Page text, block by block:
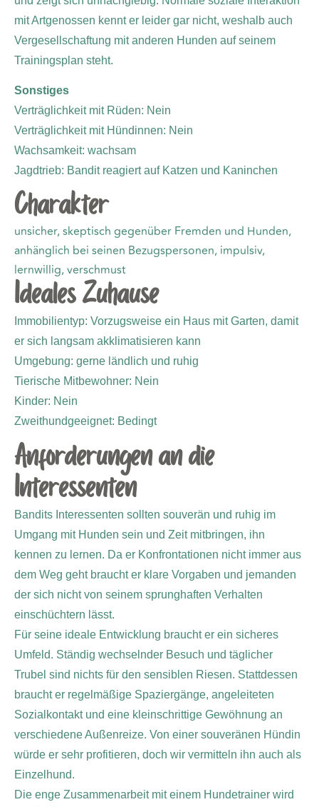
mit Artgenossen kennt er leider gar nicht, weshalb auch
Vergesellschaftung mit anderen Hunden auf seinem
Trainingsplan steht.
Sonstiges
Verträglichkeit mit Rüden: Nein
Verträglichkeit mit Hündinnen: Nein
Wachsamkeit: wachsam
Jagdtrieb: Bandit reagiert auf Katzen und Kaninchen
Charakter
unsicher, skeptisch gegenüber Fremden und Hunden,
anhänglich bei seinen Bezugspersonen, impulsiv,
lernwillig, verschmust
Ideales Zuhause
Immobilientyp: Vorzugsweise ein Haus mit Garten, damit
er sich langsam akklimatisieren kann
Umgebung: gerne ländlich und ruhig
Tierische Mitbewohner: Nein
Kinder: Nein
Zweithundgeeignet: Bedingt
Anforderungen an die
Interessenten
Bandits Interessenten sollten souverän und ruhig im
Umgang mit Hunden sein und Zeit mitbringen, ihn
kennen zu lernen. Da er Konfrontationen nicht immer aus
dem Weg geht braucht er klare Vorgaben und jemanden
der sich nicht von seinem sprunghaften Verhalten
einschüchtern lässt.
Für seine ideale Entwicklung braucht er ein sicheres
Umfeld. Ständig wechselnder Besuch und täglicher
Trubel sind nichts für den sensiblen Riesen. Stattdessen
braucht er regelmäßige Spaziergänge, angeleiteten
Sozialkontakt und eine kleinschrittige Gewöhnung an
verschiedene Außenreize. Von einer souveränen Hündin
würde er sehr profitieren, doch wir vermitteln ihn auch als
Einzelhund.
Die enge Zusammenarbeit mit einem Hundetrainer wird